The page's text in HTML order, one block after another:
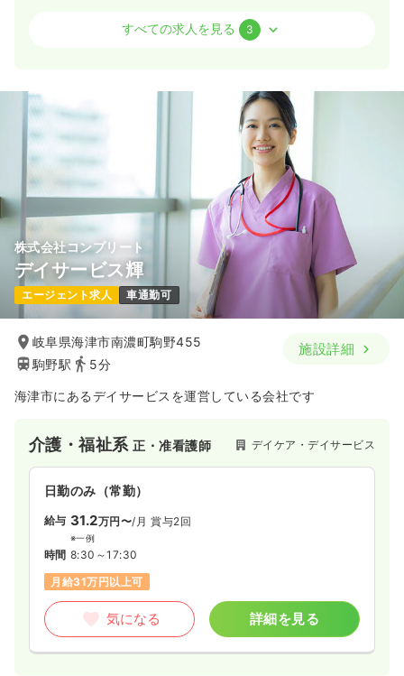
正・准看護師
※一例
時間 8:30～18:30
月給32万円以上可
気になる 詳細を見る
訪問看護 正・准看護師 一般病院
日勤のみ（常勤）
給与 26.0万円/月 賞与4ヶ月
※経験28年の例
時間 8:30～17:00
オンコールあり
月給29万円以上可
気になる
外来正・准看護師
日勤のみ（常勤）
18.9〜28.8万円
※一例
時間 8:30～17:00（休憩60分）
4週8休以上
ブランク可 月給28万円以上可
すべての求人を見る 3
株式会社コンプリート
デイサービス輝
エージェント求人 車通勤可
岐阜県海津市南濃町駒野455
駒野駅
5分
施設詳細
海津市にあるデイサービスを運営している会社です
介護・福祉系正・准看護師 デイケア・デイサービス
日勤のみ（常勤）
給与 31.2万円〜/月 賞与2回
※一例
時間 8:30～17:30
月給31万円以上可
気になる 詳細を見る